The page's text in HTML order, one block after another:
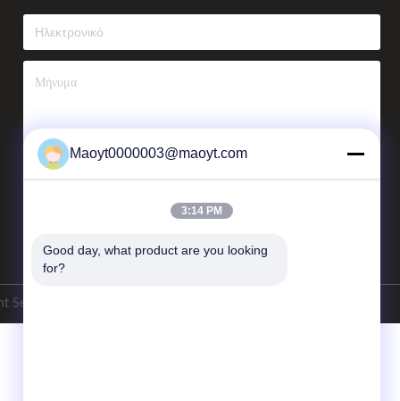
Co.,LTD. Όλα τα δικαιώματα διατηρούνται.
Maoyt0000003@maoyt.com
3:14 PM
Good day, what product are you looking
for?